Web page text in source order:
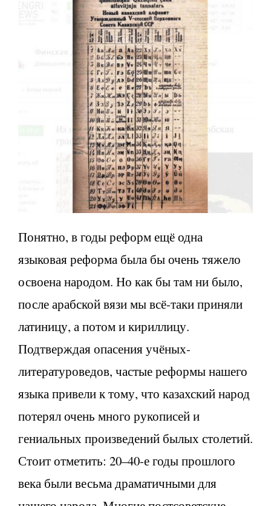
Понятно, в годы реформ ещё одна
языковая реформа была бы очень тяжело
освоена народом. Но как бы там ни было,
после арабской вязи мы всё-таки приняли
латиницу, а потом и кириллицу.
Подтверждая опасения учёных-
литературоведов, частые реформы нашего
языка привели к тому, что казахский народ
потерял очень много рукописей и
гениальных произведений былых столетий.
Стоит отметить: 20–40-е годы прошлого
века были весьма драматичными для